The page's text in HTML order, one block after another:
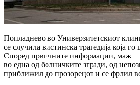
Попладнево во Универзитетскиот
се случила вистинска трагедија која
Според првичните информации, маж –
во една од болничките згради, од
приближил до прозорецот и се фрлил